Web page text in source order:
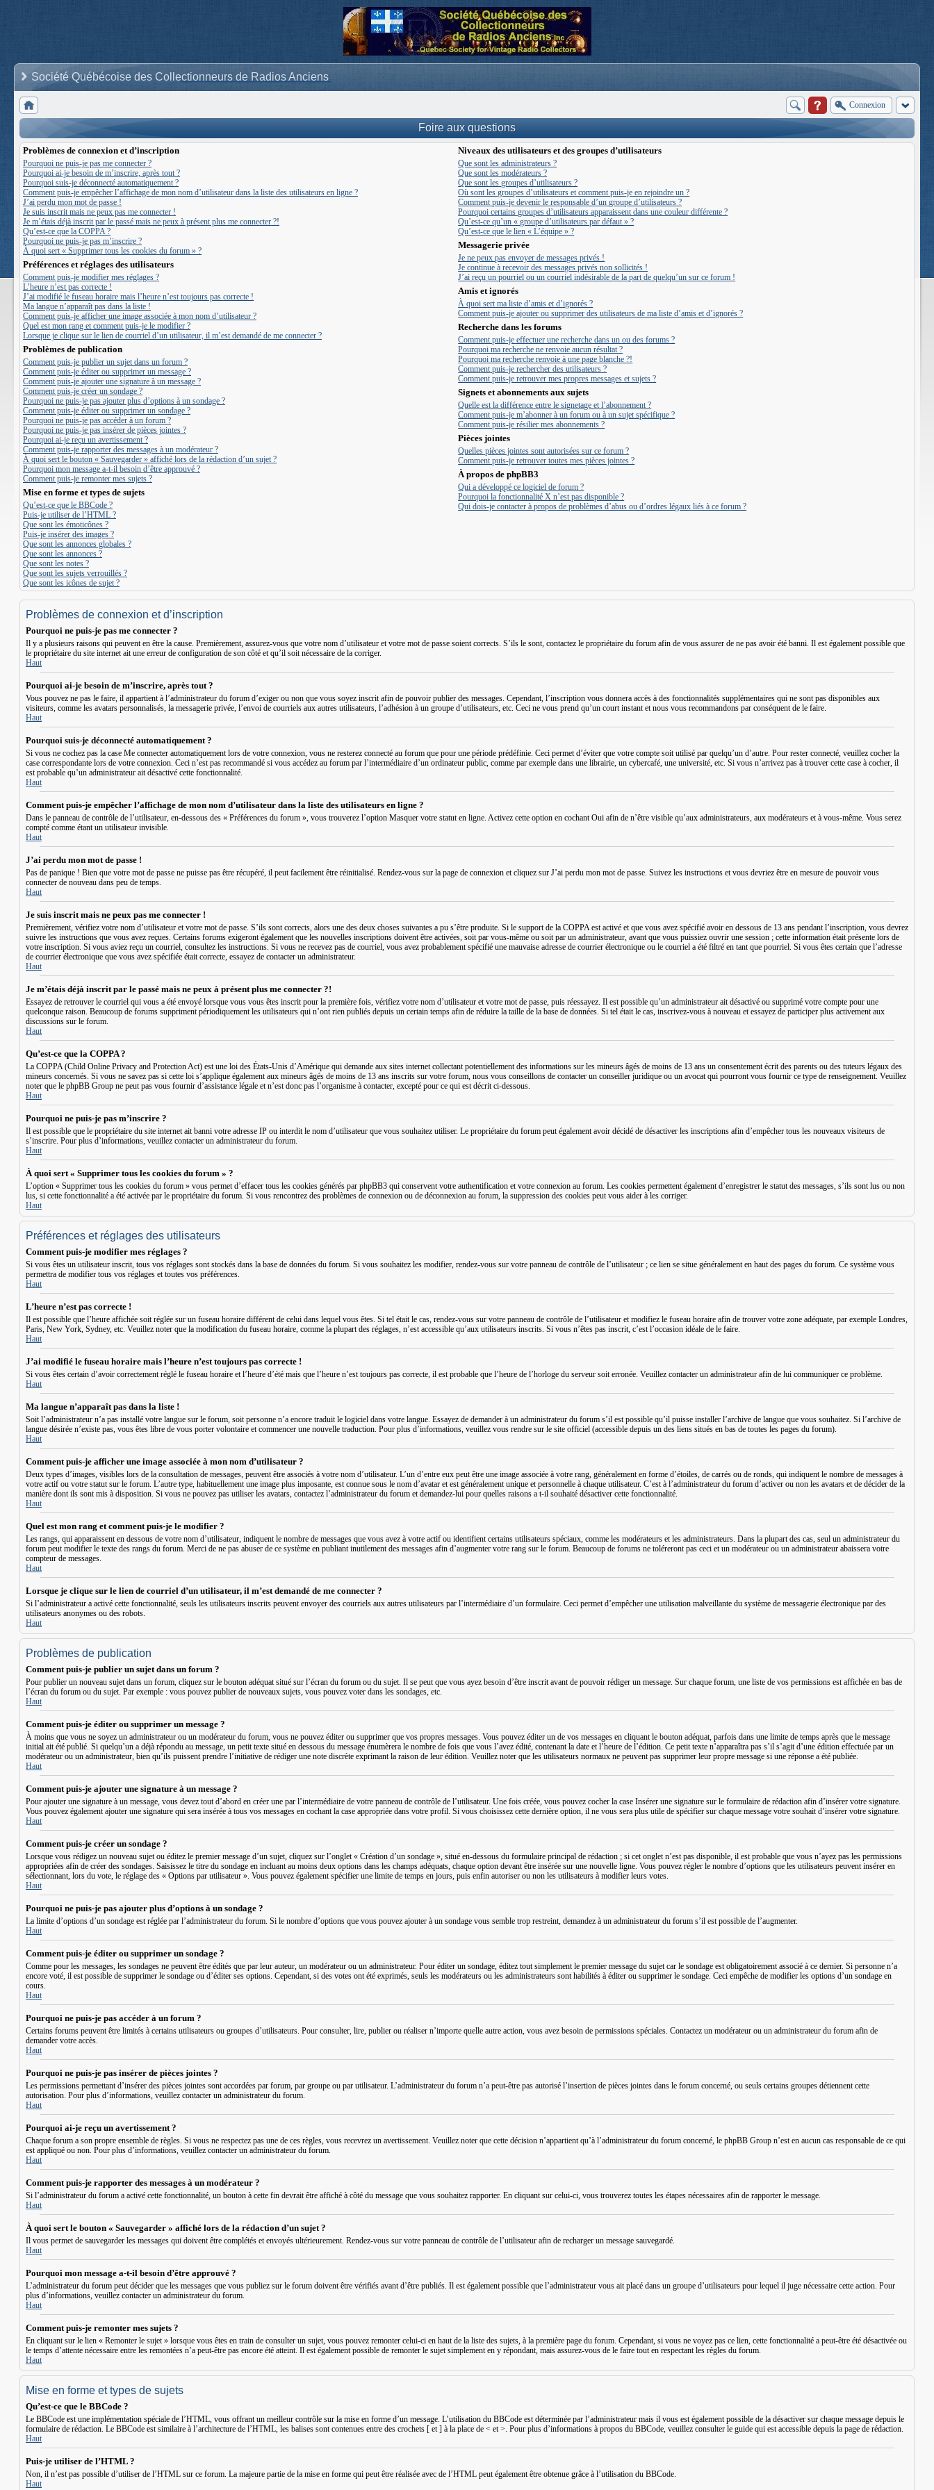
Société Québécoise des Collectionneurs de Radios Anciens
Connexion
Foire aux questions
Problèmes de connexion et d’inscription
Pourquoi ne puis-je pas me connecter ?
Pourquoi ai-je besoin de m’inscrire, après tout ?
Pourquoi suis-je déconnecté automatiquement ?
Comment puis-je empêcher l’affichage de mon nom d’utilisateur dans la liste des utilisateurs en ligne ?
J’ai perdu mon mot de passe !
Je suis inscrit mais ne peux pas me connecter !
Je m’étais déjà inscrit par le passé mais ne peux à présent plus me connecter ?!
Qu’est-ce que la COPPA ?
Pourquoi ne puis-je pas m’inscrire ?
À quoi sert « Supprimer tous les cookies du forum » ?
Préférences et réglages des utilisateurs
Comment puis-je modifier mes réglages ?
L’heure n’est pas correcte !
J’ai modifié le fuseau horaire mais l’heure n’est toujours pas correcte !
Ma langue n’apparaît pas dans la liste !
Comment puis-je afficher une image associée à mon nom d’utilisateur ?
Quel est mon rang et comment puis-je le modifier ?
Lorsque je clique sur le lien de courriel d’un utilisateur, il m’est demandé de me connecter ?
Problèmes de publication
Comment puis-je publier un sujet dans un forum ?
Comment puis-je éditer ou supprimer un message ?
Comment puis-je ajouter une signature à un message ?
Comment puis-je créer un sondage ?
Pourquoi ne puis-je pas ajouter plus d’options à un sondage ?
Comment puis-je éditer ou supprimer un sondage ?
Pourquoi ne puis-je pas accéder à un forum ?
Pourquoi ne puis-je pas insérer de pièces jointes ?
Pourquoi ai-je reçu un avertissement ?
Comment puis-je rapporter des messages à un modérateur ?
À quoi sert le bouton « Sauvegarder » affiché lors de la rédaction d’un sujet ?
Pourquoi mon message a-t-il besoin d’être approuvé ?
Comment puis-je remonter mes sujets ?
Mise en forme et types de sujets
Qu’est-ce que le BBCode ?
Puis-je utiliser de l’HTML ?
Que sont les émoticônes ?
Puis-je insérer des images ?
Que sont les annonces globales ?
Que sont les annonces ?
Que sont les notes ?
Que sont les sujets verrouillés ?
Que sont les icônes de sujet ?
Niveaux des utilisateurs et des groupes d’utilisateurs
Que sont les administrateurs ?
Que sont les modérateurs ?
Que sont les groupes d’utilisateurs ?
Où sont les groupes d’utilisateurs et comment puis-je en rejoindre un ?
Comment puis-je devenir le responsable d’un groupe d’utilisateurs ?
Pourquoi certains groupes d’utilisateurs apparaissent dans une couleur différente ?
Qu’est-ce qu’un « groupe d’utilisateurs par défaut » ?
Qu’est-ce que le lien « L’équipe » ?
Messagerie privée
Je ne peux pas envoyer de messages privés !
Je continue à recevoir des messages privés non sollicités !
J’ai reçu un pourriel ou un courriel indésirable de la part de quelqu’un sur ce forum !
Amis et ignorés
À quoi sert ma liste d’amis et d’ignorés ?
Comment puis-je ajouter ou supprimer des utilisateurs de ma liste d’amis et d’ignorés ?
Recherche dans les forums
Comment puis-je effectuer une recherche dans un ou des forums ?
Pourquoi ma recherche ne renvoie aucun résultat ?
Pourquoi ma recherche renvoie à une page blanche ?!
Comment puis-je rechercher des utilisateurs ?
Comment puis-je retrouver mes propres messages et sujets ?
Signets et abonnements aux sujets
Quelle est la différence entre le signetage et l’abonnement ?
Comment puis-je m’abonner à un forum ou à un sujet spécifique ?
Comment puis-je résilier mes abonnements ?
Pièces jointes
Quelles pièces jointes sont autorisées sur ce forum ?
Comment puis-je retrouver toutes mes pièces jointes ?
À propos de phpBB3
Qui a développé ce logiciel de forum ?
Pourquoi la fonctionnalité X n’est pas disponible ?
Qui dois-je contacter à propos de problèmes d’abus ou d’ordres légaux liés à ce forum ?
Problèmes de connexion et d’inscription
Pourquoi ne puis-je pas me connecter ?
Il y a plusieurs raisons qui peuvent en être la cause. Premièrement, assurez-vous que votre nom d’utilisateur et votre mot de passe soient corrects. S’ils le sont, contactez le propriétaire du forum afin de vous assurer de ne pas avoir été banni. Il est également possible que
le propriétaire du site internet ait une erreur de configuration de son côté et qu’il soit nécessaire de la corriger.
Haut
Pourquoi ai-je besoin de m’inscrire, après tout ?
Vous pouvez ne pas le faire, il appartient à l’administrateur du forum d’exiger ou non que vous soyez inscrit afin de pouvoir publier des messages. Cependant, l’inscription vous donnera accès à des fonctionnalités supplémentaires qui ne sont pas disponibles aux
visiteurs, comme les avatars personnalisés, la messagerie privée, l’envoi de courriels aux autres utilisateurs, l’adhésion à un groupe d’utilisateurs, etc. Ceci ne vous prend qu’un court instant et nous vous recommandons par conséquent de le faire.
Haut
Pourquoi suis-je déconnecté automatiquement ?
Si vous ne cochez pas la case Me connecter automatiquementlors de votre connexion, vous ne resterez connecté au forum que pour une période prédéfinie. Ceci permet d’éviter que votre compte soit utilisé par quelqu’un d’autre. Pour rester connecté, veuillez cocher la
case correspondante lors de votre connexion. Ceci n’est pas recommandé si vous accédez au forum par l’intermédiaire d’un ordinateur public, comme par exemple dans une librairie, un cybercafé, une université, etc. Si vous n’arrivez pas à trouver cette case à cocher, il
est probable qu’un administrateur ait désactivé cette fonctionnalité.
Haut
Comment puis-je empêcher l’affichage de mon nom d’utilisateur dans la liste des utilisateurs en ligne ?
Dans le panneau de contrôle de l’utilisateur, en-dessous des « Préférences du forum », vous trouverez l’option Masquer votre statut en ligne. Activez cette option en cochantOui afin de n’être visible qu’aux administrateurs, aux modérateurs et à vous-même. Vous serez
compté comme étant un utilisateur invisible.
Haut
J’ai perdu mon mot de passe !
Pas de panique ! Bien que votre mot de passe ne puisse pas être récupéré, il peut facilement être réinitialisé. Rendez-vous sur la page de connexion et cliquez sur J’ai perdu mon mot de passe. Suivez les instructions et vous devriez être en mesure de pouvoir vous
connecter de nouveau dans peu de temps.
Haut
Je suis inscrit mais ne peux pas me connecter !
Premièrement, vérifiez votre nom d’utilisateur et votre mot de passe. S’ils sont corrects, alors une des deux choses suivantes a pu s’être produite. Si le support de la COPPA est activé et que vous avez spécifié avoir en dessous de 13 ans pendant l’inscription, vous devrez
suivre les instructions que vous avez reçues. Certains forums exigeront également que les nouvelles inscriptions doivent être activées, soit par vous-même ou soit par un administrateur, avant que vous puissiez ouvrir une session ; cette information était présente lors de
votre inscription. Si vous aviez reçu un courriel, consultez les instructions. Si vous ne recevez pas de courriel, vous avez probablement spécifié une mauvaise adresse de courrier électronique ou le courriel a été filtré en tant que pourriel. Si vous êtes certain que l’adresse
de courrier électronique que vous avez spécifiée était correcte, essayez de contacter un administrateur.
Haut
Je m’étais déjà inscrit par le passé mais ne peux à présent plus me connecter ?!
Essayez de retrouver le courriel qui vous a été envoyé lorsque vous vous êtes inscrit pour la première fois, vérifiez votre nom d’utilisateur et votre mot de passe, puis réessayez. Il est possible qu’un administrateur ait désactivé ou supprimé votre compte pour une
quelconque raison. Beaucoup de forums suppriment périodiquement les utilisateurs qui n’ont rien publiés depuis un certain temps afin de réduire la taille de la base de données. Si tel était le cas, inscrivez-vous à nouveau et essayez de participer plus activement aux
discussions sur le forum.
Haut
Qu’est-ce que la COPPA ?
La COPPA (Child Online Privacy and Protection Act) est une loi des États-Unis d’Amérique qui demande aux sites internet collectant potentiellement des informations sur les mineurs âgés de moins de 13 ans un consentement écrit des parents ou des tuteurs légaux des
mineurs concernés. Si vous ne savez pas si cette loi s’applique également aux mineurs âgés de moins de 13 ans inscrits sur votre forum, nous vous conseillons de contacter un conseiller juridique ou un avocat qui pourront vous fournir ce type de renseignement. Veuillez
noter que le phpBB Group ne peut pas vous fournir d’assistance légale et n’est donc pas l’organisme à contacter, excepté pour ce qui est décrit ci-dessous.
Haut
Pourquoi ne puis-je pas m’inscrire ?
Il est possible que le propriétaire du site internet ait banni votre adresse IP ou interdit le nom d’utilisateur que vous souhaitez utiliser. Le propriétaire du forum peut également avoir décidé de désactiver les inscriptions afin d’empêcher tous les nouveaux visiteurs de
s’inscrire. Pour plus d’informations, veuillez contacter un administrateur du forum.
Haut
À quoi sert « Supprimer tous les cookies du forum » ?
L’option « Supprimer tous les cookies du forum » vous permet d’effacer tous les cookies générés par phpBB3 qui conservent votre authentification et votre connexion au forum. Les cookies permettent également d’enregistrer le statut des messages, s’ils sont lus ou non
lus, si cette fonctionnalité a été activée par le propriétaire du forum. Si vous rencontrez des problèmes de connexion ou de déconnexion au forum, la suppression des cookies peut vous aider à les corriger.
Haut
Préférences et réglages des utilisateurs
Comment puis-je modifier mes réglages ?
Si vous êtes un utilisateur inscrit, tous vos réglages sont stockés dans la base de données du forum. Si vous souhaitez les modifier, rendez-vous sur votre panneau de contrôle de l’utilisateur ; ce lien se situe généralement en haut des pages du forum. Ce système vous
permettra de modifier tous vos réglages et toutes vos préférences.
Haut
L’heure n’est pas correcte !
Il est possible que l’heure affichée soit réglée sur un fuseau horaire différent de celui dans lequel vous êtes. Si tel était le cas, rendez-vous sur votre panneau de contrôle de l’utilisateur et modifiez le fuseau horaire afin de trouver votre zone adéquate, par exemple Londres,
Paris, New York, Sydney, etc. Veuillez noter que la modification du fuseau horaire, comme la plupart des réglages, n’est accessible qu’aux utilisateurs inscrits. Si vous n’êtes pas inscrit, c’est l’occasion idéale de le faire.
Haut
J’ai modifié le fuseau horaire mais l’heure n’est toujours pas correcte !
Si vous êtes certain d’avoir correctement réglé le fuseau horaire et l’heure d’été mais que l’heure n’est toujours pas correcte, il est probable que l’heure de l’horloge du serveur soit erronée. Veuillez contacter un administrateur afin de lui communiquer ce problème.
Haut
Ma langue n’apparaît pas dans la liste !
Soit l’administrateur n’a pas installé votre langue sur le forum, soit personne n’a encore traduit le logiciel dans votre langue. Essayez de demander à un administrateur du forum s’il est possible qu’il puisse installer l’archive de langue que vous souhaitez. Si l’archive de
langue désirée n’existe pas, vous êtes libre de vous porter volontaire et commencer une nouvelle traduction. Pour plus d’informations, veuillez vous rendre sur le site officiel (accessible depuis un des liens situés en bas de toutes les pages du forum).
Haut
Comment puis-je afficher une image associée à mon nom d’utilisateur ?
Deux types d’images, visibles lors de la consultation de messages, peuvent être associés à votre nom d’utilisateur. L’un d’entre eux peut être une image associée à votre rang, généralement en forme d’étoiles, de carrés ou de ronds, qui indiquent le nombre de messages à
votre actif ou votre statut sur le forum. L’autre type, habituellement une image plus imposante, est connue sous le nom d’avatar et est généralement unique et personnelle à chaque utilisateur. C’est à l’administrateur du forum d’activer ou non les avatars et de décider de la
manière dont ils sont mis à disposition. Si vous ne pouvez pas utiliser les avatars, contactez l’administrateur du forum et demandez-lui pour quelles raisons a t-il souhaité désactiver cette fonctionnalité.
Haut
Quel est mon rang et comment puis-je le modifier ?
Les rangs, qui apparaissent en dessous de votre nom d’utilisateur, indiquent le nombre de messages que vous avez à votre actif ou identifient certains utilisateurs spéciaux, comme les modérateurs et les administrateurs. Dans la plupart des cas, seul un administrateur du
forum peut modifier le texte des rangs du forum. Merci de ne pas abuser de ce système en publiant inutilement des messages afin d’augmenter votre rang sur le forum. Beaucoup de forums ne toléreront pas ceci et un modérateur ou un administrateur abaissera votre
compteur de messages.
Haut
Lorsque je clique sur le lien de courriel d’un utilisateur, il m’est demandé de me connecter ?
Si l’administrateur a activé cette fonctionnalité, seuls les utilisateurs inscrits peuvent envoyer des courriels aux autres utilisateurs par l’intermédiaire d’un formulaire. Ceci permet d’empêcher une utilisation malveillante du système de messagerie électronique par des
utilisateurs anonymes ou des robots.
Haut
Problèmes de publication
Comment puis-je publier un sujet dans un forum ?
Pour publier un nouveau sujet dans un forum, cliquez sur le bouton adéquat situé sur l’écran du forum ou du sujet. Il se peut que vous ayez besoin d’être inscrit avant de pouvoir rédiger un message. Sur chaque forum, une liste de vos permissions est affichée en bas de
l’écran du forum ou du sujet. Par exemple : vous pouvez publier de nouveaux sujets, vous pouvez voter dans les sondages, etc.
Haut
Comment puis-je éditer ou supprimer un message ?
À moins que vous ne soyez un administrateur ou un modérateur du forum, vous ne pouvez éditer ou supprimer que vos propres messages. Vous pouvez éditer un de vos messages en cliquant le bouton adéquat, parfois dans une limite de temps après que le message
initial ait été publié. Si quelqu’un a déjà répondu au message, un petit texte situé en dessous du message énumèrera le nombre de fois que vous l’avez édité, contenant la date et l’heure de l’édition. Ce petit texte n’apparaîtra pas s’il s’agit d’une édition effectuée par un
modérateur ou un administrateur, bien qu’ils puissent prendre l’initiative de rédiger une note discrète exprimant la raison de leur édition. Veuillez noter que les utilisateurs normaux ne peuvent pas supprimer leur propre message si une réponse a été publiée.
Haut
Comment puis-je ajouter une signature à un message ?
Pour ajouter une signature à un message, vous devez tout d’abord en créer une par l’intermédiaire de votre panneau de contrôle de l’utilisateur. Une fois créée, vous pouvez cocher la case Insérer une signature sur le formulaire de rédaction afin d’insérer votre signature.
Vous pouvez également ajouter une signature qui sera insérée à tous vos messages en cochant la case appropriée dans votre profil. Si vous choisissez cette dernière option, il ne vous sera plus utile de spécifier sur chaque message votre souhait d’insérer votre signature.
Haut
Comment puis-je créer un sondage ?
Lorsque vous rédigez un nouveau sujet ou éditez le premier message d’un sujet, cliquez sur l’onglet « Création d’un sondage », situé en-dessous du formulaire principal de rédaction ; si cet onglet n’est pas disponible, il est probable que vous n’ayez pas les permissions
appropriées afin de créer des sondages. Saisissez le titre du sondage en incluant au moins deux options dans les champs adéquats, chaque option devant être insérée sur une nouvelle ligne. Vous pouvez régler le nombre d’options que les utilisateurs peuvent insérer en
sélectionnant, lors du vote, le réglage des « Options par utilisateur ». Vous pouvez également spécifier une limite de temps en jours, puis enfin autoriser ou non les utilisateurs à modifier leurs votes.
Haut
Pourquoi ne puis-je pas ajouter plus d’options à un sondage ?
La limite d’options d’un sondage est réglée par l’administrateur du forum. Si le nombre d’options que vous pouvez ajouter à un sondage vous semble trop restreint, demandez à un administrateur du forum s’il est possible de l’augmenter.
Haut
Comment puis-je éditer ou supprimer un sondage ?
Comme pour les messages, les sondages ne peuvent être édités que par leur auteur, un modérateur ou un administrateur. Pour éditer un sondage, éditez tout simplement le premier message du sujet car le sondage est obligatoirement associé à ce dernier. Si personne n’a
encore voté, il est possible de supprimer le sondage ou d’éditer ses options. Cependant, si des votes ont été exprimés, seuls les modérateurs ou les administrateurs sont habilités à éditer ou supprimer le sondage. Ceci empêche de modifier les options d’un sondage en
cours.
Haut
Pourquoi ne puis-je pas accéder à un forum ?
Certains forums peuvent être limités à certains utilisateurs ou groupes d’utilisateurs. Pour consulter, lire, publier ou réaliser n’importe quelle autre action, vous avez besoin de permissions spéciales. Contactez un modérateur ou un administrateur du forum afin de
demander votre accès.
Haut
Pourquoi ne puis-je pas insérer de pièces jointes ?
Les permissions permettant d’insérer des pièces jointes sont accordées par forum, par groupe ou par utilisateur. L’administrateur du forum n’a peut-être pas autorisé l’insertion de pièces jointes dans le forum concerné, ou seuls certains groupes détiennent cette
autorisation. Pour plus d’informations, veuillez contacter un administrateur du forum.
Haut
Pourquoi ai-je reçu un avertissement ?
Chaque forum a son propre ensemble de règles. Si vous ne respectez pas une de ces règles, vous recevrez un avertissement. Veuillez noter que cette décision n’appartient qu’à l’administrateur du forum concerné, le phpBB Group n’est en aucun cas responsable de ce qui
est appliqué ou non. Pour plus d’informations, veuillez contacter un administrateur du forum.
Haut
Comment puis-je rapporter des messages à un modérateur ?
Si l’administrateur du forum a activé cette fonctionnalité, un bouton à cette fin devrait être affiché à côté du message que vous souhaitez rapporter. En cliquant sur celui-ci, vous trouverez toutes les étapes nécessaires afin de rapporter le message.
Haut
À quoi sert le bouton « Sauvegarder » affiché lors de la rédaction d’un sujet ?
Il vous permet de sauvegarder les messages qui doivent être complétés et envoyés ultérieurement. Rendez-vous sur votre panneau de contrôle de l’utilisateur afin de recharger un message sauvegardé.
Haut
Pourquoi mon message a-t-il besoin d’être approuvé ?
L’administrateur du forum peut décider que les messages que vous publiez sur le forum doivent être vérifiés avant d’être publiés. Il est également possible que l’administrateur vous ait placé dans un groupe d’utilisateurs pour lequel il juge nécessaire cette action. Pour
plus d’informations, veuillez contacter un administrateur du forum.
Haut
Comment puis-je remonter mes sujets ?
En cliquant sur le lien « Remonter le sujet » lorsque vous êtes en train de consulter un sujet, vous pouvez remonter celui-ci en haut de la liste des sujets, à la première page du forum. Cependant, si vous ne voyez pas ce lien, cette fonctionnalité a peut-être été désactivée ou
le temps d’attente nécessaire entre les remontées n’a peut-être pas encore été atteint. Il est également possible de remonter le sujet simplement en y répondant, mais assurez-vous de le faire tout en respectant les règles du forum.
Haut
Mise en forme et types de sujets
Qu’est-ce que le BBCode ?
Le BBCode est une implémentation spéciale de l’HTML, vous offrant un meilleur contrôle sur la mise en forme d’un message. L’utilisation du BBCode est déterminée par l’administrateur mais il vous est également possible de la désactiver sur chaque message depuis le
formulaire de rédaction. Le BBCode est similaire à l’architecture de l’HTML, les balises sont contenues entre des crochets [ et ] à la place de < et >. Pour plus d’informations à propos du BBCode, veuillez consulter le guide qui est accessible depuis la page de rédaction.
Haut
Puis-je utiliser de l’HTML ?
Non, il n’est pas possible d’utiliser de l’HTML sur ce forum. La majeure partie de la mise en forme qui peut être réalisée avec de l’HTML peut également être obtenue grâce à l’utilisation du BBCode.
Haut